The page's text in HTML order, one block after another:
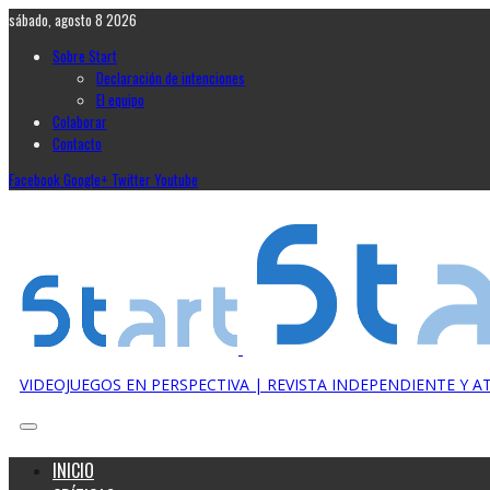
sábado, agosto 8 2026
Sobre Start
Declaración de intenciones
El equipo
Colaborar
Contacto
FacebookGoogle+ TwitterYoutube
VIDEOJUEGOS EN PERSPECTIVA | REVISTA INDEPENDIENTE Y
INICIO